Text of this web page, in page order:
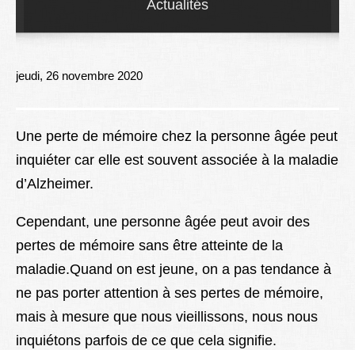
Droit
Lexique
Actualités
jeudi, 26 novembre 2020
Une perte de mémoire chez la personne âgée peut
inquiéter car elle est souvent associée à la maladie
d’Alzheimer.
Cependant, une personne âgée peut avoir des
pertes de mémoire sans être atteinte de la
maladie.Quand on est jeune, on a pas tendance à
ne pas porter attention à ses pertes de mémoire,
mais à mesure que nous vieillissons, nous nous
inquiétons parfois de ce que cela signifie.